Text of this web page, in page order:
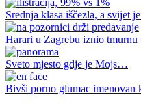
Srednja klasa iščezla, a svijet
Harari u Zagrebu iznio
Sveto mjesto gdje je Mojs…
Bivši porno glumac